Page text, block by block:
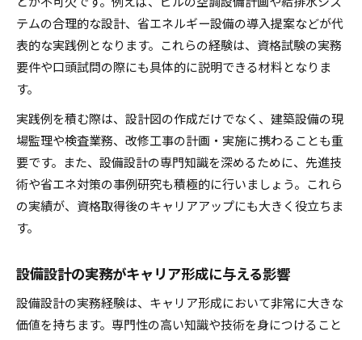
テムの合理的な設計、省エネルギー設備の導入提案などが代
表的な実践例となります。これらの経験は、資格試験の実務
要件や口頭試問の際にも具体的に説明できる材料となりま
す。
実践例を積む際は、設計図の作成だけでなく、建築設備の現
場監理や検査業務、改修工事の計画・実施に携わることも重
要です。また、設備設計の専門知識を深めるために、先進技
術や省エネ対策の事例研究も積極的に行いましょう。これら
の実績が、資格取得後のキャリアアップにも大きく役立ちま
す。
設備設計の実務がキャリア形成に与える影響
設備設計の実務経験は、キャリア形成において非常に大きな
価値を持ちます。専門性の高い知識や技術を身につけること